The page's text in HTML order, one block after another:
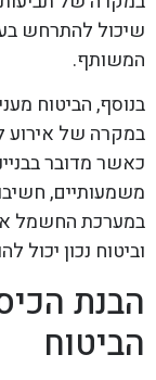
שיכול להתרחש
המשותף.
בנוסף, הביטוח
במקרה של אירוע
כאשר מדובר
משמעותיים,
במערכת החשמל
וביטוח נכון יכול
הבנת
הביטוח